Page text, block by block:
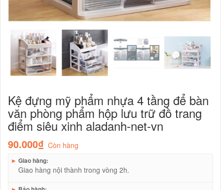
Kệ đựng mỹ phẩm nhựa 4 tầng để bàn
văn phòng phẩm hộp lưu trữ đồ trang
điểm siêu xinh aladanh-net-vn
90.000₫ Còn hàng
► Giao hàng:
Giao hàng nội thành trong vòng 2h.